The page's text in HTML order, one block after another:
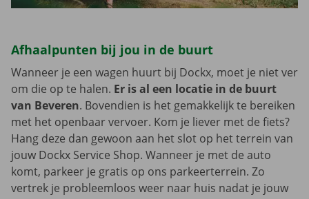
Afhaalpunten bij jou in de buurt
Wanneer je een wagen huurt bij Dockx, moet je niet ver
om die op te halen. Er is al een locatie in de buurt
van Beveren. Bovendien is het gemakkelijk te bereiken
met het openbaar vervoer. Kom je liever met de fiets?
Hang deze dan gewoon aan het slot op het terrein van
jouw Dockx Service Shop. Wanneer je met de auto
komt, parkeer je gratis op ons parkeerterrein. Zo
vertrek je probleemloos weer naar huis nadat je jouw